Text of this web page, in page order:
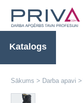
Katalogs
Sākums > Darba apavi >